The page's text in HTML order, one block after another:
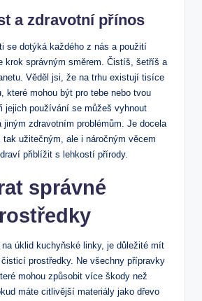
a zdravotní přínos
se dotýká každého z nás a použití
krok správným směrem. Čistíš, šetříš a
Věděl jsi, že na trhu existují tisíce
které mohou být pro tebe nebo tvou
jejich používání se můžeš vyhnout
jiným zdravotním problémům. Je docela
užitečným, ale i náročným věcem
přiblížit s lehkostí přírody.
správné
úklid kuchyňské linky, je důležité mít
prostředky. Ne všechny přípravky
mohou způsobit více škody než
máte citlivější materiály jako dřevo